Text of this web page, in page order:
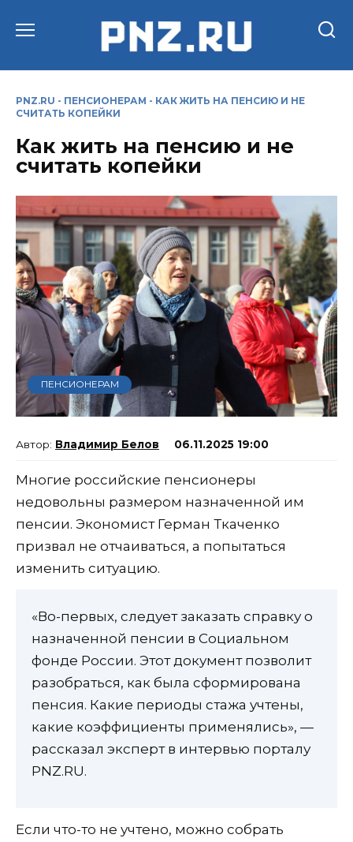
PNZ.RU - ПЕНСИОНЕРАМ - КАК ЖИТЬ НА ПЕНСИЮ И НЕ
СЧИТАТЬ КОПЕЙКИ
Как жить на пенсию и не
считать копейки
ПЕНСИОНЕРАМ
Владимир Белов 06.11.2025 19:00
Многие российские пенсионеры
недовольны размером назначенной им
пенсии. Экономист Герман Ткаченко
призвал не отчаиваться, а попытаться
изменить ситуацию.
«Во-первых, следует заказать справку о
назначенной пенсии в Социальном
фонде России. Этот документ позволит
разобраться, как была сформирована
пенсия. Какие периоды стажа учтены,
какие коэффициенты применялись», —
рассказал эксперт в интервью порталу
PNZ.RU.
Если что-то не учтено, можно собрать